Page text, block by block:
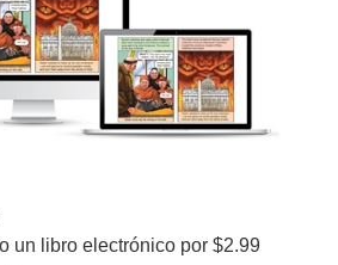
un libro electrónico por $2.99